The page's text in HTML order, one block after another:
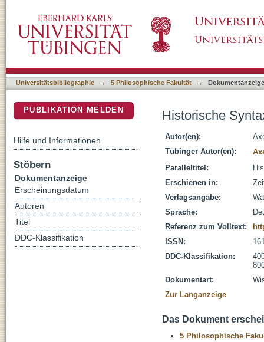
Universitätsbibliographie → 5 Philosophische Fakultät → Dokumentanzeige
Historische
Autor(en):
Tübinger Autor(en):
Paralleltitel:
Erschienen in:
Verlagsangabe:
Sprache:
Referenz zum Volltext:
ISSN:
DDC-Klassifikation:
Dokumentart:
Zur Langanzeige
Das Dokument
5 Philosophische
PUBLIKATION MELDEN
Hilfe und Informationen
Stöbern
Dokumentanzeige
Erscheinungsdatum
Autoren
Titel
DDC-Klassifikation